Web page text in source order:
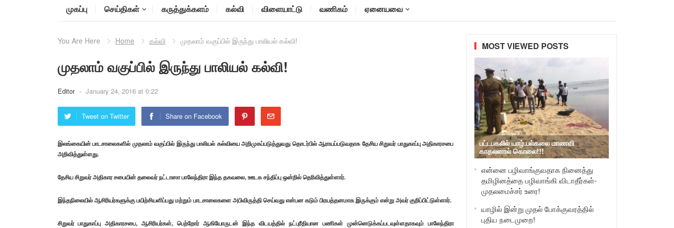
முகப்பு செய்திகள் கருத்துக்களம் கல்வி விளையாட்டு வணிகம் ஏனையவை
You Are Here Home கல்வி முதலாம் வகுப்பில் இருந்து பாலியல் கல்வி!
முதலாம் வகுப்பில் இருந்து பாலியல் கல்வி!
Editor - January 24, 2016 at 0:22
Tweet on Twitter Share on Facebook
இலங்கையின் பாடசாலைகளில் முதலாம் வகுப்பில் இருந்து பாலியல் கல்வியை அறிமுகப்படுத்துவது தொடர்பில் ஆராயப்படுவதாக தேசிய சிறுவர் பாதுகாப்பு அதிகாரசபை
அறிவித்துள்ளது.
தேசிய சிறுவர் அதிகார சபையின் தலைவர் நட்டாஸா பாலேந்திரா இந்த தகவலை, ஊடக சந்திப்பு ஒன்றில் தெரிவித்துள்ளார்.
இந்தநிலையில் ஆசிரியர்களுக்கு பயிற்சியளிப்பது மற்றும் பாடசாலைகளை அபிவிருத்தி செய்வது என்பன கடும் பிரயத்தனமாக இருக்கும் என்று அவர் குறிப்பிட்டுள்ளார்.
சிறுவர் பாதுகாப்பு அதிகாரசபை, ஆசிரியர்கள், பெற்றோர் ஆகியோருடன் இந்த விடயத்தில் நட்புரீதியான பணிகள் முன்னெடுக்கப்படவுள்ளதாகவும் பாலேந்திரா
MOST VIEWED POSTS
பட்டபகலில் யாழ்.பல்கலை மாணவி
காதலனால் கொலை!!!
என்னை பழிவாங்குவதாக நினைத்து
தமிழினத்தை பழிவாங்கி விடாதீர்கள்-
முதலமைச்சர் உரை!
யாழில் இன்று முதல் போக்குவரத்தில்
புதிய நடைமுறை!